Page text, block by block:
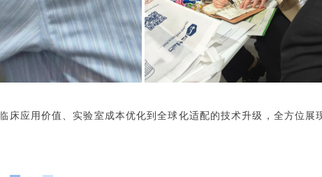
应用价值、实验室成本优化到全球化适配的技术升级，全方位展